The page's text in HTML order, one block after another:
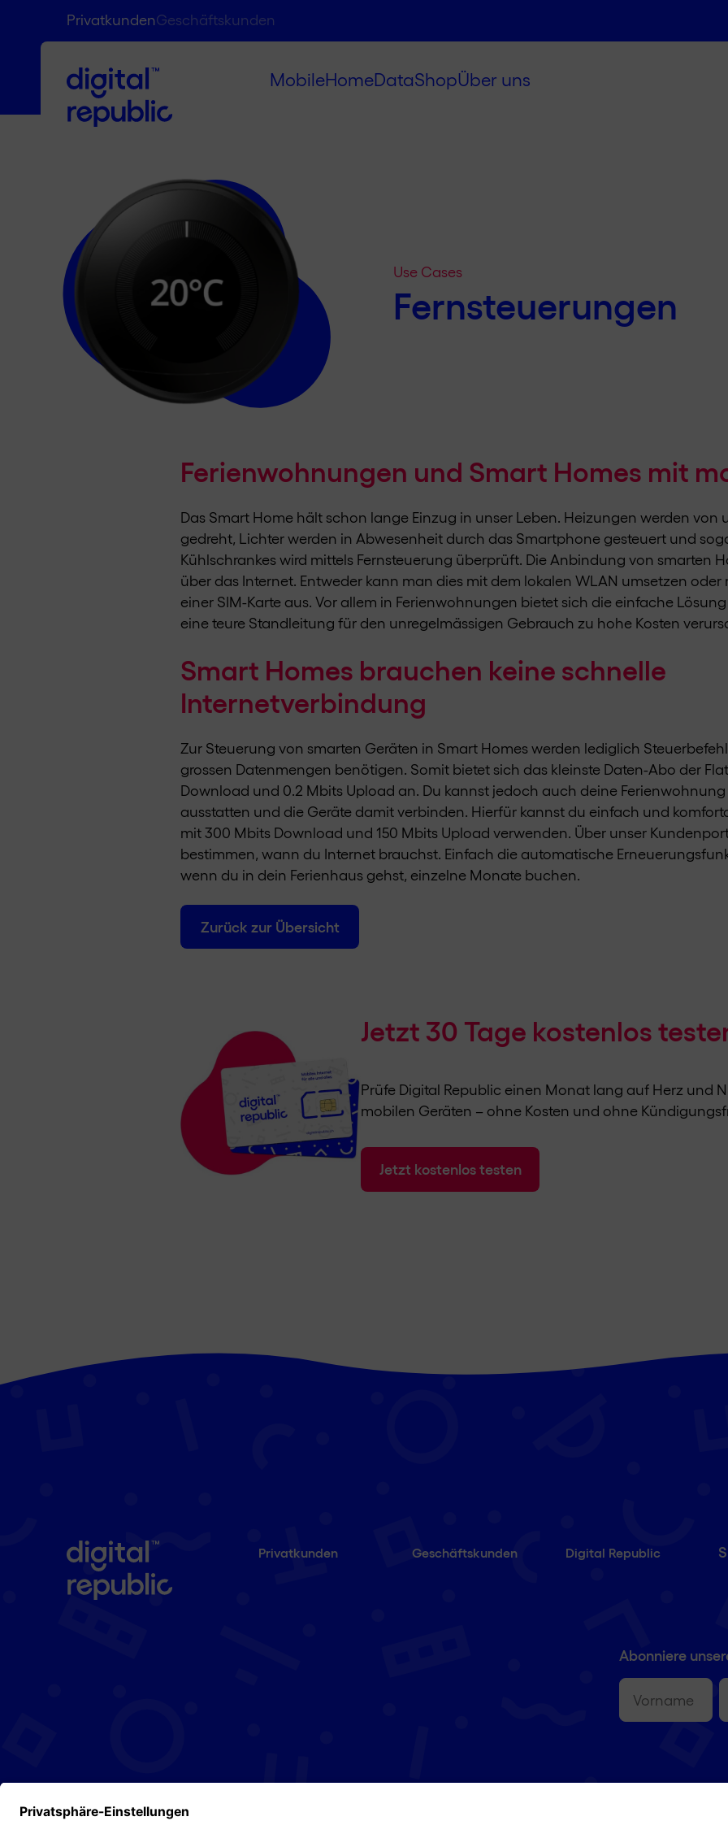
PrivatkundenGeschäftskunden
MobileHomeDataShopÜber uns
Use Cases
Fernsteuerungen
Ferienwohnungen und Smart Homes mit
Das Smart Home hält schon lange Einzug in unser Leben. Heizungen werden von
gedreht, Lichter werden in Abwesenheit durch das Smartphone gesteuert und
Kühlschrankes wird mittels Fernsteuerung überprüft. Die Anbindung von smarten
über das Internet. Entweder kann man dies mit dem lokalen WLAN umsetzen
einer SIM-Karte aus. Vor allem in Ferienwohnungen bietet sich die einfache
eine teure Standleitung für den unregelmässigen Gebrauch zu hohe Kosten
Smart Homes brauchen keine schnelle
Internetverbindung
Zur Steuerung von smarten Geräten in Smart Homes werden lediglich
grossen Datenmengen benötigen. Somit bietet sich das kleinste Daten-Abo der
Download und 0.2 Mbits Upload an. Du kannst jedoch auch deine
ausstatten und die Geräte damit verbinden. Hierfür kannst du einfach und
mit 300 Mbits Download und 150 Mbits Upload verwenden. Über unser
bestimmen, wann du Internet brauchst. Einfach die automatische
wenn du in dein Ferienhaus gehst, einzelne Monate buchen.
Zurück zur Übersicht
Jetzt 30 Tage kostenlos
Prüfe Digital Republic einen Monat lang auf Herz und
mobilen Geräten – ohne Kosten und ohne
Jetzt kostenlos testen
Privatkunden Geschäftskunden Digital Republic
Abonniere
Vorname
E-